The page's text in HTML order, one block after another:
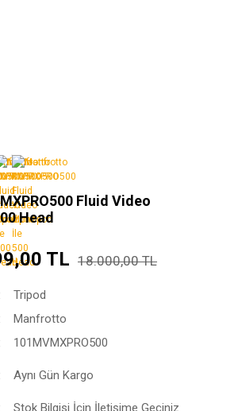
Fluid Video
Head
TL 18.000,00 TL
Tripod
Manfrotto
101MVMXPRO500
Aynı Gün Kargo
Stok Bilgisi İçin İletişime Geçiniz